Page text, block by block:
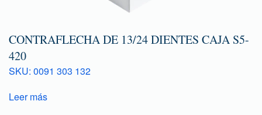
CONTRAFLECHA DE 13/24 DIENTES CAJA S5-
420
SKU: 0091 303 132
Leer más